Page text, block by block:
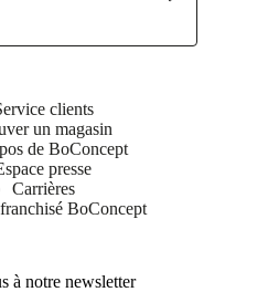
clients
un magasin
de BoConcept
presse
Carrières
BoConcept
à notre newsletter